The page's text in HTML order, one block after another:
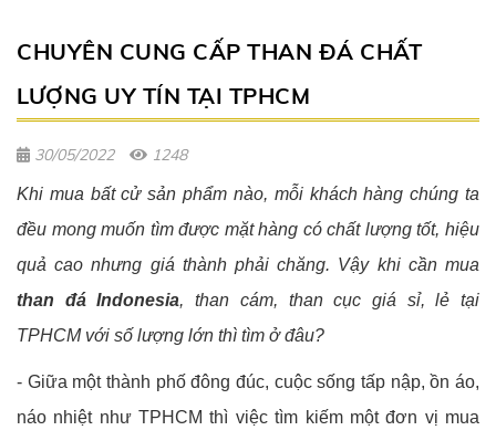
CHUYÊN CUNG CẤP THAN ĐÁ CHẤT
LƯỢNG UY TÍN TẠI TPHCM
30/05/2022 1248
Khi mua bất cử sản phẩm nào, mỗi khách hàng chúng ta
đều mong muốn tìm được mặt hàng có chất lượng tốt, hiệu
quả cao nhưng giá thành phải chăng. Vậy khi cần mua
than đá Indonesia, than cám, than cục giá sỉ, lẻ tại
TPHCM với số lượng lớn thì tìm ở đâu?
- Giữa một thành phố đông đúc, cuộc sống tấp nập, ồn áo,
náo nhiệt như TPHCM thì việc tìm kiếm một đơn vị mua